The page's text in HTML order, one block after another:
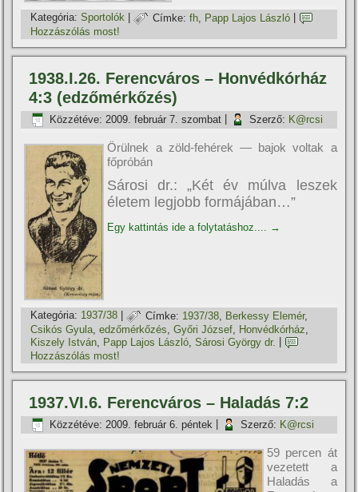
Kategória: Sportolók | Címke: fh Papp Lajos László
Hozzászólás most!
1938.I.26. Ferencváros – Honvédkórház
4:3 (edzőmérkőzés)
Közzétéve: 2009. február 7. szombat Szerző: K@rcsi
Örülnek a zöld-fehérek — bajok voltak a
főpróbán
Sárosi dr.: „Két év múlva leszek
életem legjobb formájában…”
Egy kattintás ide a folytatáshoz.... →
Kategória: 1937/38 | Címke: 1937/38 Berkessy Elemér,
Csikós Gyula,edzőmérkőzés,Győri József, Honvédkórház,
Kiszely István Papp Lajos László ,Sárosi György dr.
Hozzászólás most!
1937.VI.6. Ferencváros – Haladás 7:2
Közzétéve: 2009. február 6. péntek Szerző: K@rcsi
59 percen át
vezetett a
Haladás a